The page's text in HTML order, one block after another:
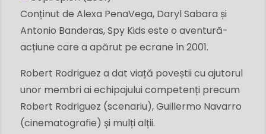
Conținut de Alexa PenaVega, Daryl Sabara și
Antonio Banderas, Spy Kids este o aventură-
acțiune care a apărut pe ecrane în 2001.
Robert Rodriguez a dat viață poveștii cu ajutorul
unor membri ai echipajului competenți precum
Robert Rodriguez (scenariu), Guillermo Navarro
(cinematografie) și mulți alții.